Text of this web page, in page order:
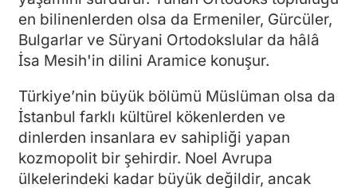
en bilinenlerden olsa da Ermeniler, Gürcüler,
Bulgarlar ve Süryani Ortodokslular da hâlâ
İsa Mesih'in dilini Aramice konuşur.
Türkiye’nin büyük bölümü Müslüman olsa da
İstanbul farklı kültürel kökenlerden ve
dinlerden insanlara ev sahipliği yapan
kozmopolit bir şehirdir. Noel Avrupa
ülkelerindeki kadar büyük değildir, ancak